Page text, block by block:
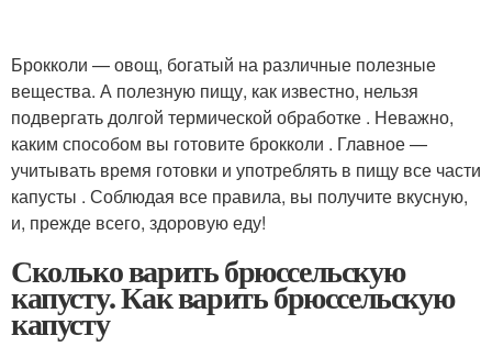
Брокколи — овощ, богатый на различные полезные
вещества. А полезную пищу, как известно, нельзя
подвергать долгой термической обработке . Неважно,
каким способом вы готовите брокколи . Главное —
учитывать время готовки и употреблять в пищу все части
капусты . Соблюдая все правила, вы получите вкусную,
и, прежде всего, здоровую еду!
Сколько варить брюссельскую
капусту. Как варить брюссельскую
капусту